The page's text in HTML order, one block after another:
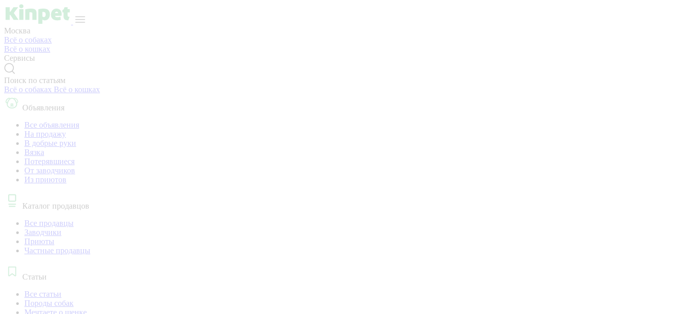
Москва
Всё о собаках
Всё о кошках
Сервисы
Поиск по статьям
Всё о собаках Всё о кошках
Объявления
Все объявления
На продажу
В добрые руки
Вязка
Потерявшиеся
От заводчиков
Из приютов
Каталог продавцов
Все продавцы
Заводчики
Приюты
Частные продавцы
Статьи
Все статьи
Породы собак
Мечтаете о щенке